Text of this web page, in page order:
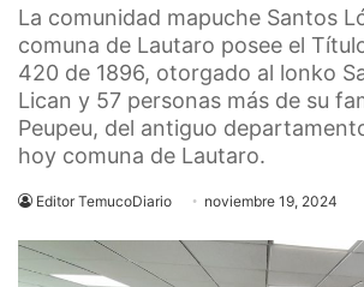
La comunidad mapuche Santos
comuna de Lautaro posee el
420 de 1896, otorgado al lonko
Lican y 57 personas más de su
Peupeu, del antiguo
hoy comuna de Lautaro.
Editor TemucoDiario noviembre 19, 2024